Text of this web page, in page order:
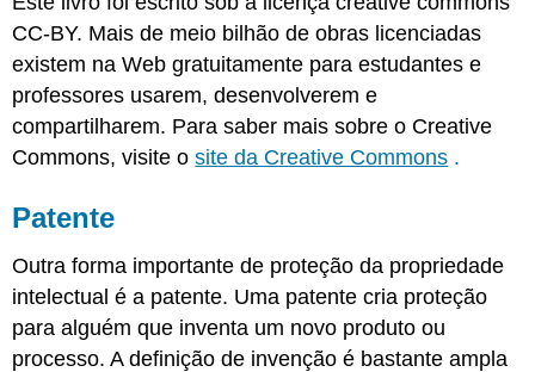
CC-BY. Mais de meio bilhão de obras licenciadas
existem na Web gratuitamente para estudantes e
professores usarem, desenvolverem e
compartilharem. Para saber mais sobre o Creative
Commons, visite osite da Creative Commons .
Patente
Outra forma importante de proteção da propriedade
intelectual é a patente. Uma patente cria proteção
para alguém que inventa um novo produto ou
processo. A definição de invenção é bastante ampla